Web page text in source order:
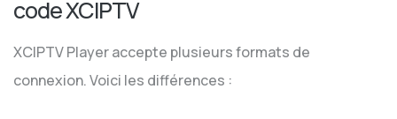
code XCIPTV
XCIPTV Player accepte plusieurs formats de
connexion. Voici les différences :